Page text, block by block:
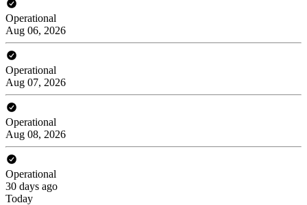
Operational
Aug 06, 2026
Operational
Aug 07, 2026
Operational
Aug 08, 2026
Operational
30 days ago
Today